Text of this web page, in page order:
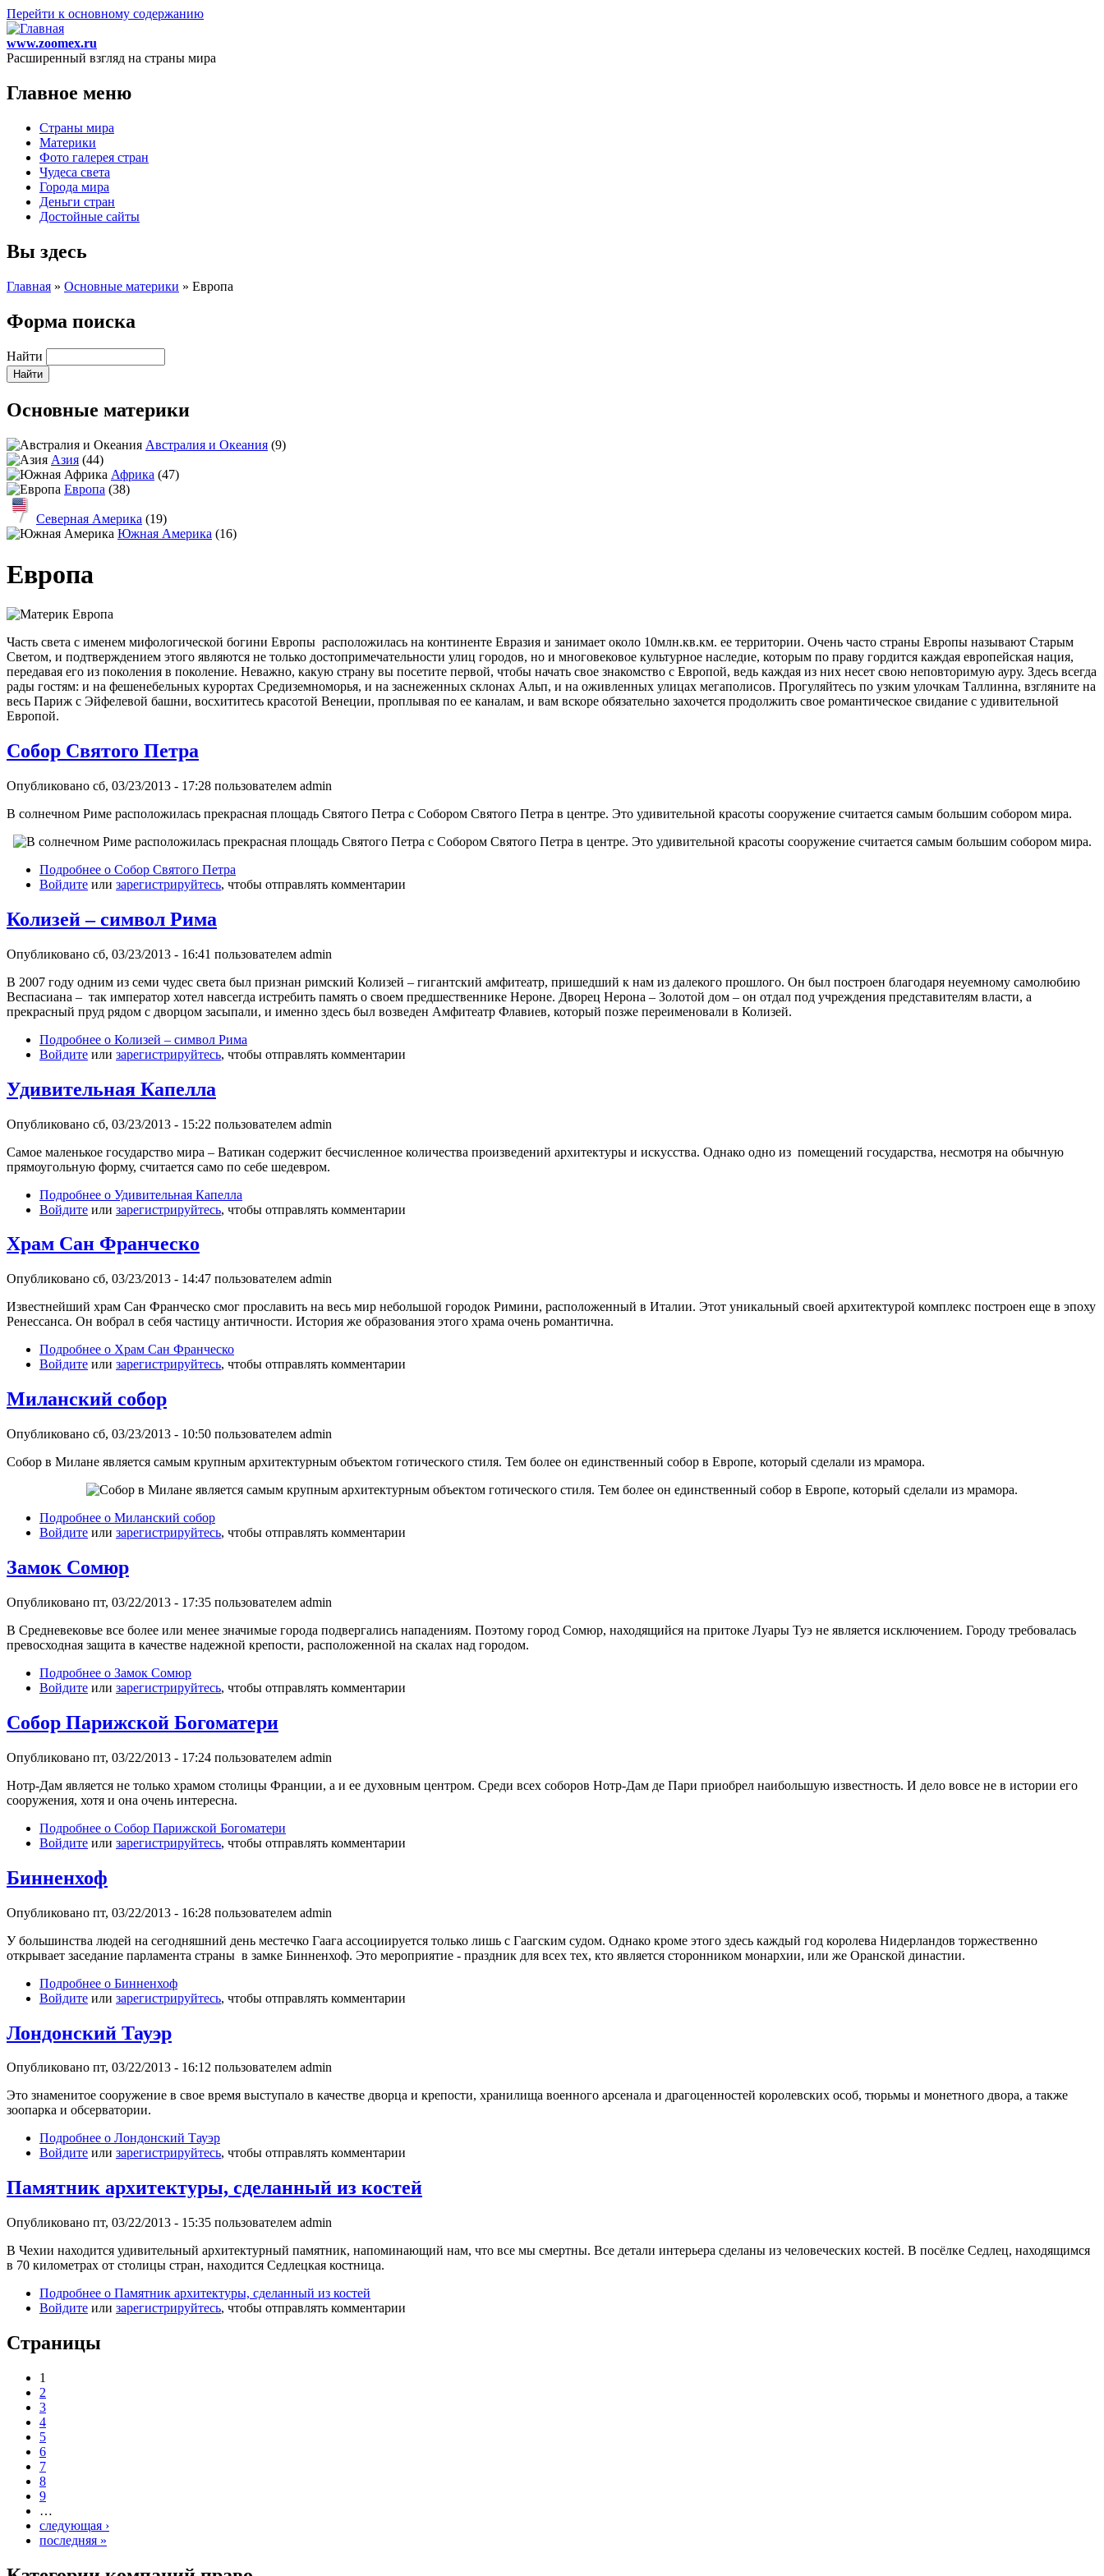
Перейти к основному содержанию
www.zoomex.ru
Расширенный взгляд на страны мира
Главное меню
Страны мира
Материки
Фото галерея стран
Чудеса света
Города мира
Деньги стран
Достойные сайты
Вы здесь
Главная » Основные материки » Европа
Форма поиска
Найти
Основные материки
Австралия и Океания (9)
Азия (44)
Африка (47)
Европа (38)
Северная Америка (19)
Южная Америка (16)
Европа
Часть света с именем мифологической богини Европы расположилась на континенте Евразия и занимает около 10млн.кв.км. ее территории. Очень часто страны Европы называют Старым
Светом, и подтверждением этого являются не только достопримечательности улиц городов, но и многовековое культурное наследие, которым по праву гордится каждая европейская нация,
передавая его из поколения в поколение. Неважно, какую страну вы посетите первой, чтобы начать свое знакомство с Европой, ведь каждая из них несет свою неповторимую ауру. Здесь всегда
рады гостям: и на фешенебельных курортах Средиземноморья, и на заснеженных склонах Альп, и на оживленных улицах мегаполисов. Прогуляйтесь по узким улочкам Таллинна, взгляните на
весь Париж с Эйфелевой башни, восхититесь красотой Венеции, проплывая по ее каналам, и вам вскоре обязательно захочется продолжить свое романтическое свидание с удивительной
Европой.
Собор Святого Петра
Опубликовано сб, 03/23/2013 - 17:28 пользователем admin
В солнечном Риме расположилась прекрасная площадь Святого Петра с Собором Святого Петра в центре. Это удивительной красоты сооружение считается самым большим собором мира.
Подробнее о Собор Святого Петра
Войдите или зарегистрируйтесь, чтобы отправлять комментарии
Колизей – символ Рима
Опубликовано сб, 03/23/2013 - 16:41 пользователем admin
В 2007 году одним из семи чудес света был признан римский Колизей – гигантский амфитеатр, пришедший к нам из далекого прошлого. Он был построен благодаря неуемному самолюбию
Веспасиана – так император хотел навсегда истребить память о своем предшественнике Нероне. Дворец Нерона – Золотой дом – он отдал под учреждения представителям власти, а
прекрасный пруд рядом с дворцом засыпали, и именно здесь был возведен Амфитеатр Флавиев, который позже переименовали в Колизей.
Подробнее о Колизей – символ Рима
Войдите или зарегистрируйтесь, чтобы отправлять комментарии
Удивительная Капелла
Опубликовано сб, 03/23/2013 - 15:22 пользователем admin
Самое маленькое государство мира – Ватикан содержит бесчисленное количества произведений архитектуры и искусства. Однако одно из помещений государства, несмотря на обычную
прямоугольную форму, считается само по себе шедевром.
Подробнее о Удивительная Капелла
Войдите или зарегистрируйтесь, чтобы отправлять комментарии
Храм Сан Франческо
Опубликовано сб, 03/23/2013 - 14:47 пользователем admin
Известнейший храм Сан Франческо смог прославить на весь мир небольшой городок Римини, расположенный в Италии. Этот уникальный своей архитектурой комплекс построен еще в эпоху
Ренессанса. Он вобрал в себя частицу античности. История же образования этого храма очень романтична.
Подробнее о Храм Сан Франческо
Войдите или зарегистрируйтесь, чтобы отправлять комментарии
Миланский собор
Опубликовано сб, 03/23/2013 - 10:50 пользователем admin
Собор в Милане является самым крупным архитектурным объектом готического стиля. Тем более он единственный собор в Европе, который сделали из мрамора.
Подробнее о Миланский собор
Войдите или зарегистрируйтесь, чтобы отправлять комментарии
Замок Сомюр
Опубликовано пт, 03/22/2013 - 17:35 пользователем admin
В Средневековье все более или менее значимые города подвергались нападениям. Поэтому город Сомюр, находящийся на притоке Луары Туэ не является исключением. Городу требовалась
превосходная защита в качестве надежной крепости, расположенной на скалах над городом.
Подробнее о Замок Сомюр
Войдите или зарегистрируйтесь, чтобы отправлять комментарии
Собор Парижской Богоматери
Опубликовано пт, 03/22/2013 - 17:24 пользователем admin
Нотр-Дам является не только храмом столицы Франции, а и ее духовным центром. Среди всех соборов Нотр-Дам де Пари приобрел наибольшую известность. И дело вовсе не в истории его
сооружения, хотя и она очень интересна.
Подробнее о Собор Парижской Богоматери
Войдите или зарегистрируйтесь, чтобы отправлять комментарии
Бинненхоф
Опубликовано пт, 03/22/2013 - 16:28 пользователем admin
У большинства людей на сегодняшний день местечко Гаага ассоциируется только лишь с Гаагским судом. Однако кроме этого здесь каждый год королева Нидерландов торжественно
открывает заседание парламента страны в замке Бинненхоф. Это мероприятие - праздник для всех тех, кто является сторонником монархии, или же Оранской династии.
Подробнее о Бинненхоф
Войдите или зарегистрируйтесь, чтобы отправлять комментарии
Лондонский Тауэр
Опубликовано пт, 03/22/2013 - 16:12 пользователем admin
Это знаменитое сооружение в свое время выступало в качестве дворца и крепости, хранилища военного арсенала и драгоценностей королевских особ, тюрьмы и монетного двора, а также
зоопарка и обсерватории.
Подробнее о Лондонский Тауэр
Войдите или зарегистрируйтесь, чтобы отправлять комментарии
Памятник архитектуры, сделанный из костей
Опубликовано пт, 03/22/2013 - 15:35 пользователем admin
В Чехии находится удивительный архитектурный памятник, напоминающий нам, что все мы смертны. Все детали интерьера сделаны из человеческих костей. В посёлке Седлец, находящимся
в 70 километрах от столицы стран, находится Седлецкая костница.
Подробнее о Памятник архитектуры, сделанный из костей
Войдите или зарегистрируйтесь, чтобы отправлять комментарии
Страницы
1
2
3
4
5
6
7
8
9
…
следующая ›
последняя »